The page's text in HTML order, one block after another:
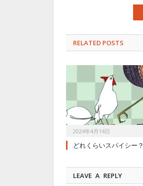
RELATED POSTS
2024年4月14日
どれくらいスパイシー？
LEAVE A REPLY